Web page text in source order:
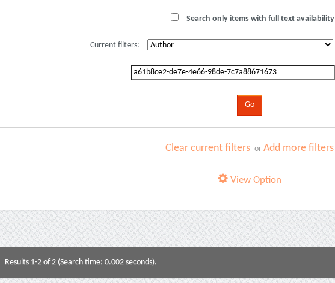
Search only items with full text availability
Current filters:
Clear current filters orAdd more filters
View Option
Results 1-2 of 2 (Search time: 0.002 seconds).